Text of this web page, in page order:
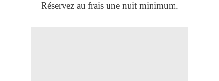
Réservez au frais une nuit minimum.